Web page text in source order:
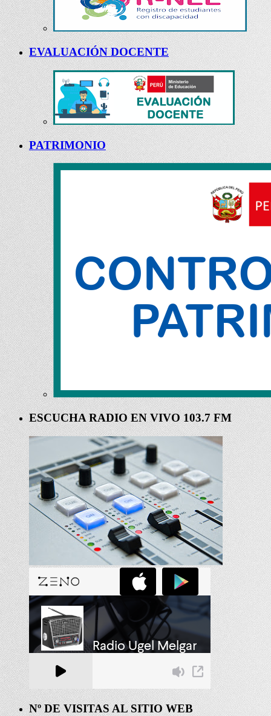
EVALUACIÓN DOCENTE
PATRIMONIO
ESCUCHA RADIO EN VIVO 103.7 FM
Nº DE VISITAS AL SITIO WEB